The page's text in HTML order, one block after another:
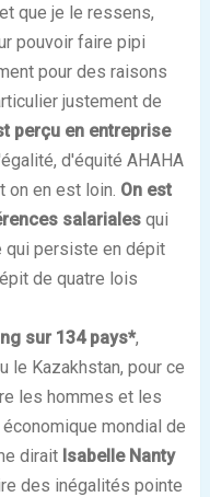
que je le ressens,
pouvoir faire pipi
pour des raisons
justement de
perçu en entreprise
d'équité AHAHA
on en est loin. On est
salarialesqui
qui persiste en dépit
de quatre lois
sur 134 pays*,
le Kazakhstan, pour ce
les hommes et les
mondial de
dirait Isabelle Nanty
des inégalités pointe